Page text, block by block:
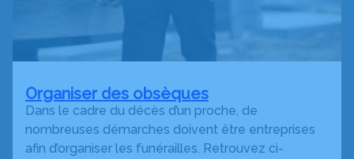
Organiser des obsèques
Dans le cadre du décès d’un proche, de
nombreuses démarches doivent être entreprises
afin d’organiser les funérailles. Retrouvez ci-